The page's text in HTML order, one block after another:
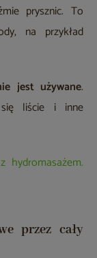
prysznic. To
na przykład
jest używane.
liście i inne
hydromasażem.
przez cały